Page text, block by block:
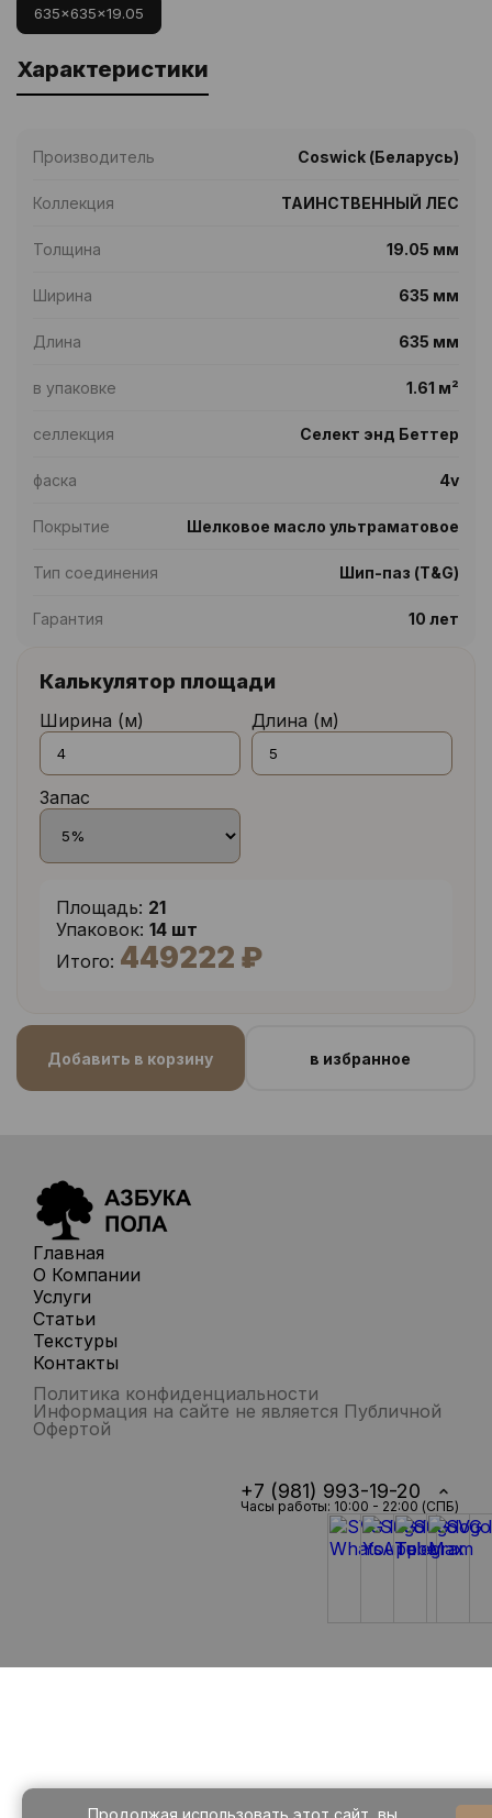
635x635x19.05
Характеристики
Производитель Coswick (Беларусь)
Коллекция ТАИНСТВЕННЫЙ ЛЕС
Толщина 19.05 мм
Ширина 635 мм
Длина 635 мм
в упаковке 1.61 м²
селлекция Селект энд Беттер
фаска 4v
Покрытие Шелковое масло ультраматовое
Тип соединения Шип-паз (T&G)
Гарантия 10 лет
Калькулятор площади
Ширина (м) Длина (м)
Запас
Площадь: 21
Упаковок: 14 шт
Итого: 449222 ₽
Добавить в корзину в избранное
Главная
О Компании
Услуги
Статьи
Текстуры
Контакты
Политика конфиденциальности
Информация на сайте не является Публичной
Офертой
+7 (981) 993-19-20
Часы работы: 10:00 - 22:00 (СПБ)
Продолжая использовать этот сайт, вы